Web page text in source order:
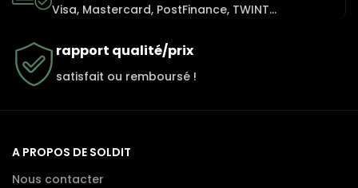
Visa, Mastercard, PostFinance, TWINT...
rapport qualité/prix
satisfait ou remboursé !
A PROPOS DE SOLDIT
Nous contacter